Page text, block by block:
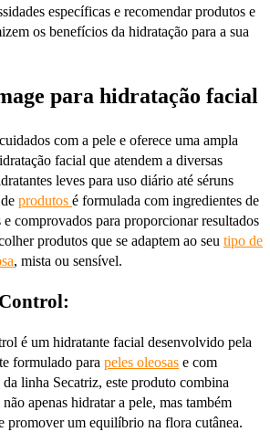
específicas e recomendar produtos e
os benefícios da hidratação para a sua
para hidratação facial
com a pele e oferece uma ampla
facial que atendem a diversas
leves para uso diário até séruns
produtos é formulada com ingredientes de
e comprovados para proporcionar resultados
produtos que se adaptem ao seu tipo de
, mista ou sensível.
é um hidratante facial desenvolvido pela
formulado para peles oleosas e com
da linha Secatriz, este produto combina
apenas hidratar a pele, mas também
promover um equilíbrio na flora cutânea.